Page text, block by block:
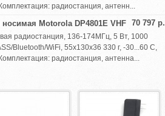
радиостанция, антенн...
70 797 р.
носимая Motorola DP4801E VHF
радиостанция, 136-174МГц, 5 Вт, 1000
Bluetooth/WiFi, 55х130х36 330 г, -30...60 С,
радиостанция, антенна...